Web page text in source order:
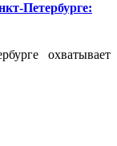
Петербурге:
охватывает